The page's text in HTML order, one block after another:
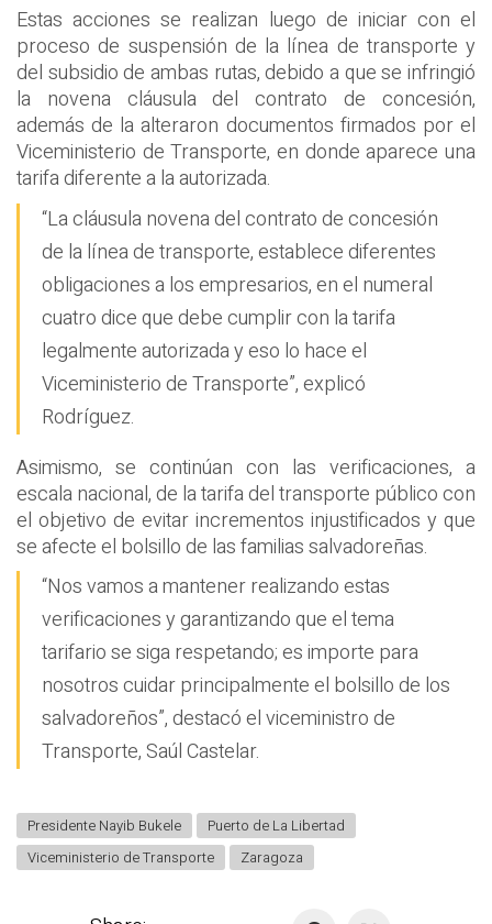
Estas acciones se realizan luego de iniciar con el
proceso de suspensión de la línea de transporte y
del subsidio de ambas rutas, debido a que se infringió
la novena cláusula del contrato de concesión,
además de la alteraron documentos firmados por el
Viceministerio de Transporte, en donde aparece una
tarifa diferente a la autorizada.
“La cláusula novena del contrato de concesión
de la línea de transporte, establece diferentes
obligaciones a los empresarios, en el numeral
cuatro dice que debe cumplir con la tarifa
legalmente autorizada y eso lo hace el
Viceministerio de Transporte”, explicó
Rodríguez.
Asimismo, se continúan con las verificaciones, a
escala nacional, de la tarifa del transporte público con
el objetivo de evitar incrementos injustificados y que
se afecte el bolsillo de las familias salvadoreñas.
“Nos vamos a mantener realizando estas
verificaciones y garantizando que el tema
tarifario se siga respetando; es importe para
nosotros cuidar principalmente el bolsillo de los
salvadoreños”, destacó el viceministro de
Transporte, Saúl Castelar.
Presidente Nayib Bukele
Puerto de La Libertad
Viceministerio de Transporte
Zaragoza